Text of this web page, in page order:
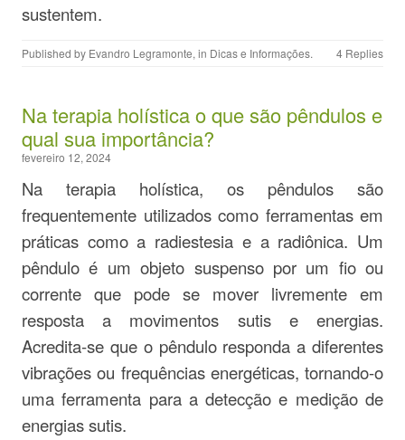
sustentem.
Published by Evandro Legramonte, in Dicas e Informações. 4 Replies
Na terapia holística o que são pêndulos e
qual sua importância?
fevereiro 12, 2024
Na terapia holística, os pêndulos são
frequentemente utilizados como ferramentas em
práticas como a radiestesia e a radiônica. Um
pêndulo é um objeto suspenso por um fio ou
corrente que pode se mover livremente em
resposta a movimentos sutis e energias.
Acredita-se que o pêndulo responda a diferentes
vibrações ou frequências energéticas, tornando-o
uma ferramenta para a detecção e medição de
energias sutis.